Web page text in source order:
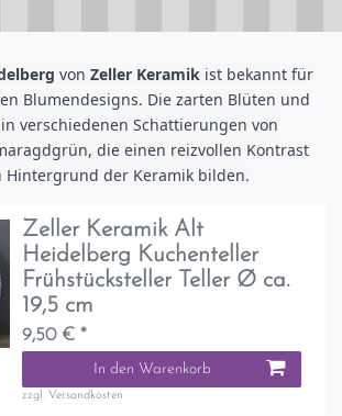
von Zeller Keramik ist bekannt für
Blumendesigns. Die zarten Blüten und
verschiedenen Schattierungen von
die einen reizvollen Kontrast
Hintergrund der Keramik bilden.
Zeller Keramik Alt
Heidelberg Kuchenteller
Frühstücksteller Teller Ø ca.
19,5 cm
9,50 € *
In den Warenkorb
zzgl. Versandkosten